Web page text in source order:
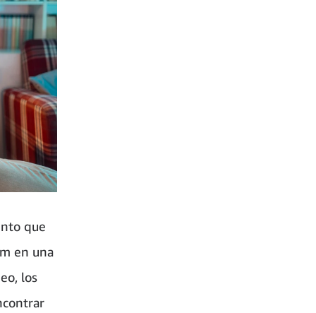
que
en una
los